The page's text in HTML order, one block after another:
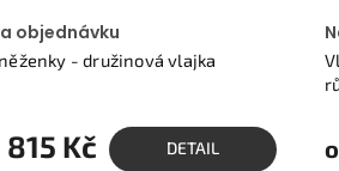
- družinová vlajka
objednávku
815 Kč DETAIL